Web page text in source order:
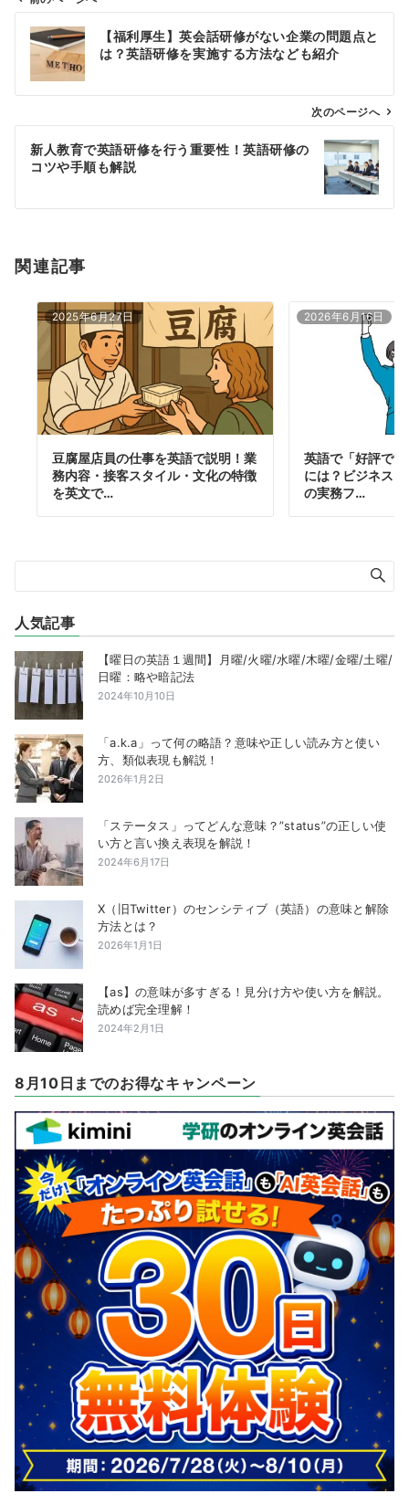
ビ
ン
【福利厚生】英会話研修がない企業の問題点と
は？英語研修を実施する方法なども紹介
次のページへ
新人教育で英語研修を行う重要性！英語研修の
コツや手順も解説
関連記事
2025年6月27日
豆腐屋店員の仕事を英語で説明！業
務内容・接客スタイル・文化の特徴
を英文で…
2026年6月16日
英語で「好評で
には？ビジネス
の実務フ…
人気記事
【曜日の英語１週間】月曜/火曜/水曜/木曜/金曜/土曜/
日曜：略や暗記法
2024年10月10日
「a.k.a」って何の略語？意味や正しい読み方と使い
方、類似表現も解説！
2026年1月2日
「ステータス」ってどんな意味？”status”の正しい使
い方と言い換え表現を解説！
2024年6月17日
X（旧Twitter）のセンシティブ（英語）の意味と解除
方法とは？
2026年1月1日
【as】の意味が多すぎる！見分け方や使い方を解説。
読めば完全理解！
2024年2月1日
8月10日までのお得なキャンペーン